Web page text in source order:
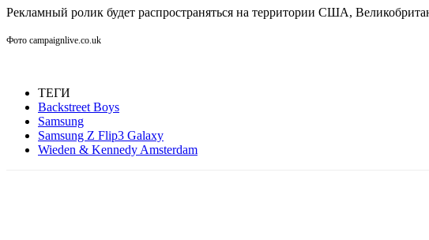
Рекламный ролик будет распространяться на территории США,
Фото campaignlive.co.uk
ТЕГИ
Backstreet Boys
Samsung
Samsung Z Flip3 Galaxy
Wieden & Kennedy Amsterdam